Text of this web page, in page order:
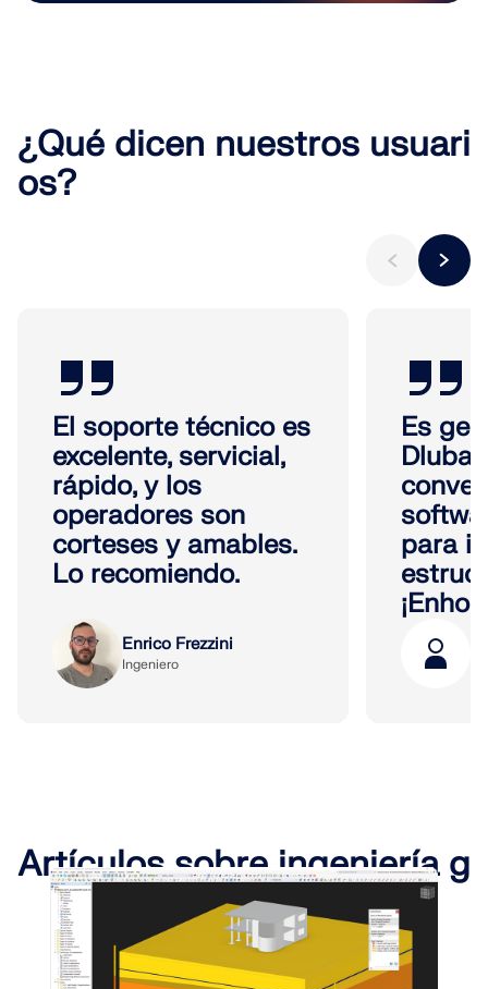
¿Qué dicen nuestros usuari
os?
El soporte técnico es
excelente, servicial,
rápido, y los
operadores son
corteses y amables.
Lo recomiendo.
Enrico Frezzini
Ingeniero
Es
Dlubal
para
Artículos sobre ingeniería g
eotécnica